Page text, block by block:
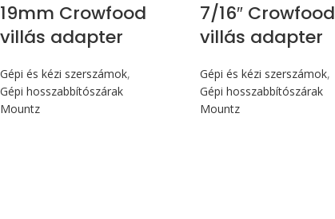
19mm Crowfood
villás adapter
Gépi és kézi szerszámok,
Gépi hosszabbítószárak
Mountz
7/16″ Crowfood
villás adapter
Gépi és kézi szerszámok,
Gépi hosszabbítószárak
Mountz